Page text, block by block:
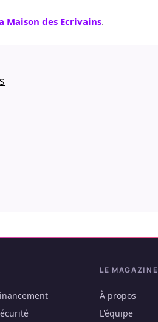
Maison des Ecrivains.
LE MAGAZINE
À propos
L'équipe